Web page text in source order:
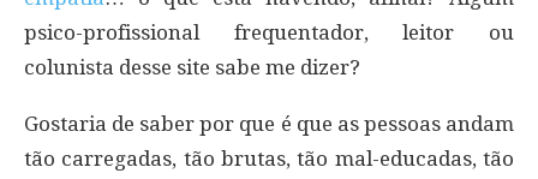
psico-profissional frequentador, leitor ou
colunista desse site sabe me dizer?
Gostaria de saber por que é que as pessoas andam
tão carregadas, tão brutas, tão mal-educadas, tão